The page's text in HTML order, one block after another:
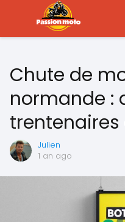
Chute de
normande :
Julien
1 an ago